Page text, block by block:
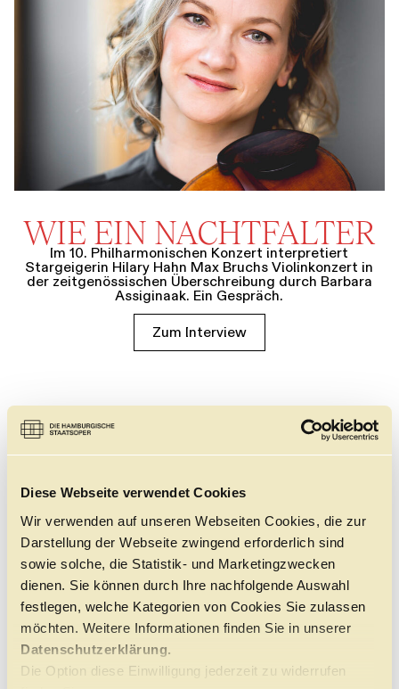
Diese Webseite verwendet Cookies
Wir verwenden auf unseren Webseiten Cookies, die zur
Darstellung der Webseite zwingend erforderlich sind
sowie solche, die Statistik- und Marketingzwecken
dienen. Sie können durch Ihre nachfolgende Auswahl
festlegen, welche Kategorien von Cookies Sie zulassen
möchten. Weitere Informationen finden Sie in unserer
Datenschutzerklärung.
Die Option diese Einwilligung jederzeit zu widerrufen
WIE EIN NACHTFALTER
Im 10. Philharmonischen Konzert interpretiert
Stargeigerin Hilary Hahn Max Bruchs Violinkonzert in
der zeitgenössischen Überschreibung durch Barbara
Assiginaak. Ein Gespräch.
Zum Interview